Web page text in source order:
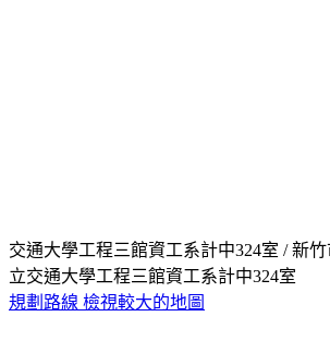
交通大學工程三館資工系計中324室 / 新竹
立交通大學工程三館資工系計中324室
規劃路線 檢視較大的地圖